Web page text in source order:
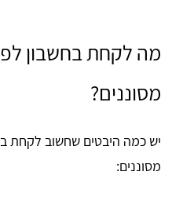
מה לקחת בחשבון
מסוננים?
יש כמה היבטים שחשוב לקחת
מסוננים: